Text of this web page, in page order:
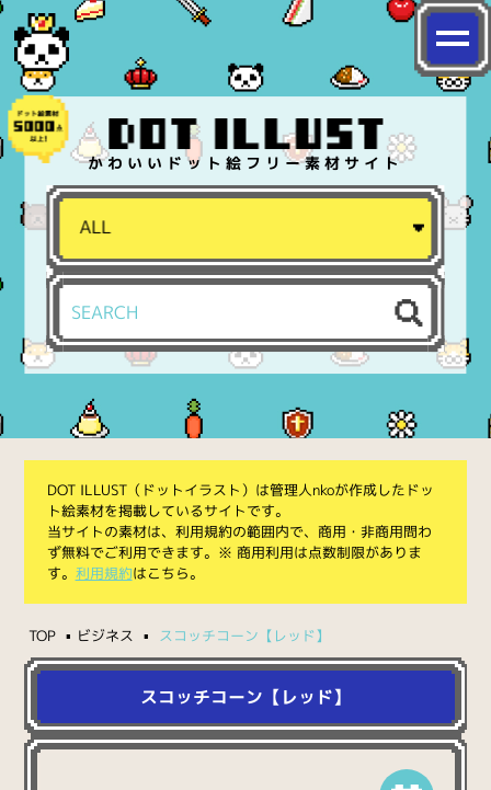
かわいいドット絵フリー素材サイト
DOT ILLUST（ドットイラスト）は管理人nkoが作成したドッ
ト絵素材を掲載しているサイトです。
当サイトの素材は、利用規約の範囲内で、商用・非商用問わ
ず無料でご利用できます。※ 商用利用は点数制限がありま
す。 利用規約はこちら。
TOP ビジネス スコッチコーン【レッド】
スコッチコーン【レッド】